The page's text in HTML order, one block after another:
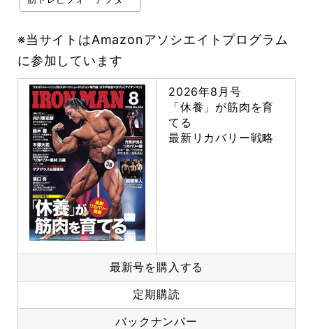
※当サイトはAmazonアソシエイトプログラム
に参加しています
2026年8月号
「休養」が筋肉を育
てる
最新リカバリー戦略
最新号を購入する
定期購読
バックナンバー